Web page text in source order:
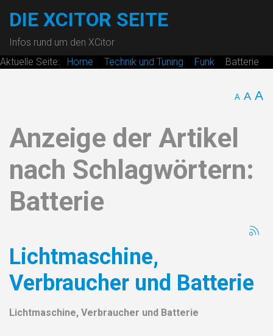
DIE XCITOR SEITE
Infos rund um den XCitor
Aktuelle Seite:
Home Technik und Tuning Funk Batterie
A A A
Anzeige der Artikel
nach Schlagwörtern:
Batterie
Lichtmaschine,
Verbraucher und Batterie
Lichtmaschine, Verbraucher und Batterie